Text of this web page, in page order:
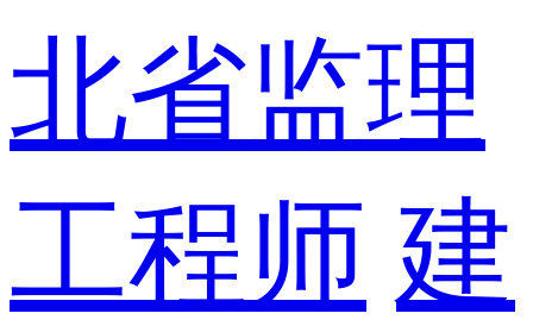
北省监理
工程师 建